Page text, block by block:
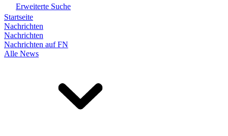
Erweiterte Suche
Startseite
Nachrichten
Nachrichten
Nachrichten auf FN
Alle News